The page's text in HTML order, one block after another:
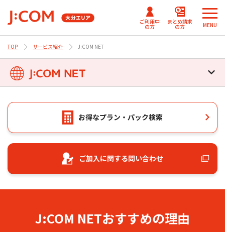
ご利用中
の方
ュ
ー
じ
る
テレビ番組情報/プレゼン
ト・優待
Fun！J:COM
ご契約内容確認・変更 マイページ
Netflix利⽤開始について
まとめ請求
の方
ュ
ー
じ
る
J:COMまとめ請求
for NETFLIX
J:COMまとめ請求 for Disney+
MENU
TOP サービス紹介 J:COM NET
J:COM NETトップ
コース案内・料金
メッシュWi-Fi追加ポッド
お申し込みの流れ
お得なプラン・パック検索
ご加入に関する問い合わせ
J:COM NETおすすめの理由